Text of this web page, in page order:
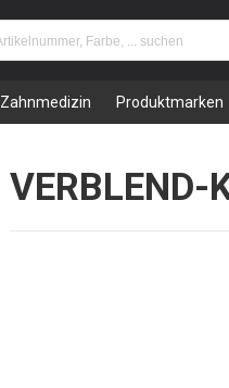
Zahnmedizin Produktmarken
VERBLEND-